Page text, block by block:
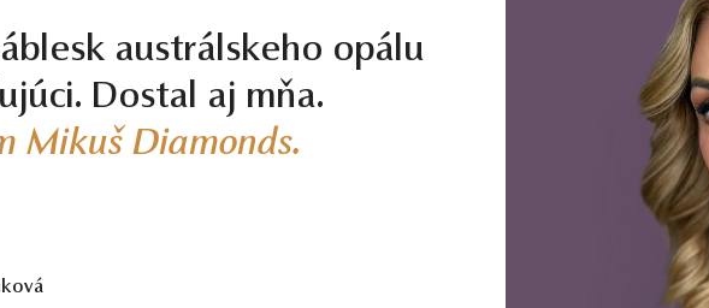
austrálskeho opálu
Dostal aj mňa.
Mikuš Diamonds.